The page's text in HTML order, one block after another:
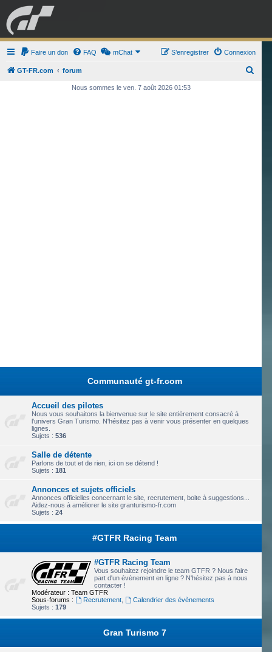
GRAN TURISMO FORUM
BOUTIQUE
Faire un don FAQ mChat Connexion
S’enregistrer
GT-FR.com forum
Nous sommes le ven. 7 août 2026 01:53
Communauté gt-fr.com
Accueil des pilotes
Nous vous souhaitons la bienvenue sur le site entièrement consacré à
l'univers Gran Turismo. N'hésitez pas à venir vous présenter en quelques
lignes.
Sujets : 536
Salle de détente
Parlons de tout et de rien, ici on se détend !
Sujets : 181
Annonces et sujets officiels
Annonces officielles concernant le site, recrutement, boite à suggestions...
Aidez-nous à améliorer le site granturismo-fr.com
Sujets : 24
#GTFR Racing Team
#GTFR Racing Team
Vous souhaitez rejoindre le team GTFR ? Nous faire
part d'un évènement en ligne ? N'hésitez pas à nous
contacter !
Modérateur : Team GTFR
Sous-forums :
Recrutement,
Calendrier des évènements
Sujets : 179
Gran Turismo 7